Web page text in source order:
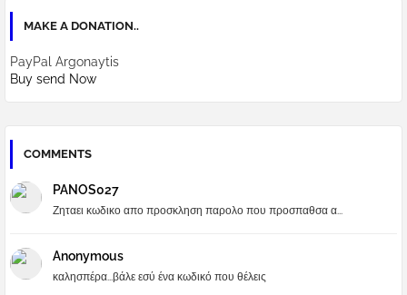
MAKE A DONATION..
PayPal Argonaytis
Buy send Now
COMMENTS
PANOS027
Ζηταει κωδικο απο προσκληση παρολο που προσπαθσα α...
Anonymous
καλησπέρα...βάλε εσύ ένα κωδικό που θέλεις